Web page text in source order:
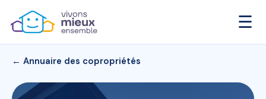
☰
← Annuaire des copropriétés